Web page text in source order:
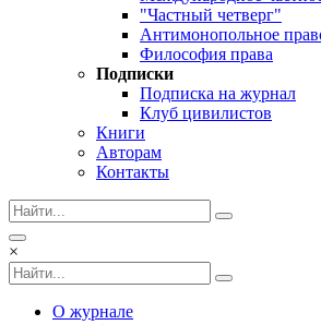
"Частный четверг"
Антимонопольное
Философия права
Подписки
Подписка на журнал
Клуб цивилистов
Книги
Авторам
Контакты
×
О журнале